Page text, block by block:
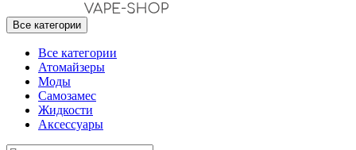
Все категории
Все категории
Атомайзеры
Моды
Самозамес
Жидкости
Аксессуары